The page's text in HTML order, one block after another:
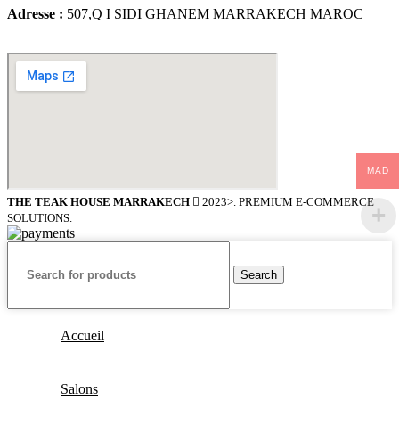
Adresse : 507,Q I SIDI GHANEM MARRAKECH MAROC
THE TEAK HOUSE MARRAKECH
2023>. PREMIUM E-COMMERCE
SOLUTIONS.
Search
Accueil
Salons
MAD